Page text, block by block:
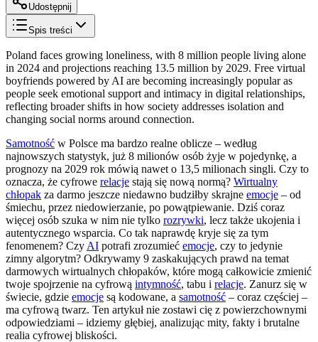
Udostępnij
Spis treści
Poland faces growing loneliness, with 8 million people living alone
in 2024 and projections reaching 13.5 million by 2029. Free virtual
boyfriends powered by AI are becoming increasingly popular as
people seek emotional support and intimacy in digital relationships,
reflecting broader shifts in how society addresses isolation and
changing social norms around connection.
Samotność w Polsce ma bardzo realne oblicze – według
najnowszych statystyk, już 8 milionów osób żyje w pojedynkę, a
prognozy na 2029 rok mówią nawet o 13,5 milionach singli. Czy to
oznacza, że cyfrowe relacje stają się nową normą? Wirtualny
chłopak za darmo jeszcze niedawno budziłby skrajne emocje – od
śmiechu, przez niedowierzanie, po powątpiewanie. Dziś coraz
więcej osób szuka w nim nie tylko rozrywki, lecz także ukojenia i
autentycznego wsparcia. Co tak naprawdę kryje się za tym
fenomenem? Czy AI potrafi zrozumieć emocje, czy to jedynie
zimny algorytm? Odkrywamy 9 zaskakujących prawd na temat
darmowych wirtualnych chłopaków, które mogą całkowicie zmienić
twoje spojrzenie na cyfrową intymność, tabu i relacje. Zanurz się w
świecie, gdzie emocje są kodowane, a samotność – coraz częściej –
ma cyfrową twarz. Ten artykuł nie zostawi cię z powierzchownymi
odpowiedziami – idziemy głębiej, analizując mity, fakty i brutalne
realia cyfrowej bliskości.